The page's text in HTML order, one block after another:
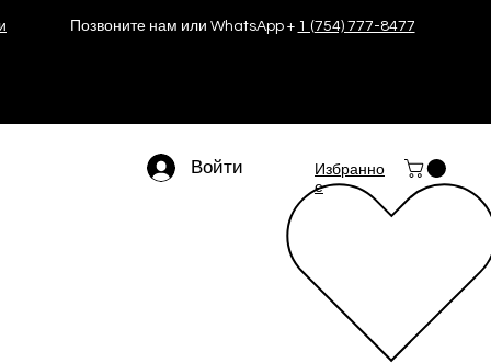
Позвоните нам или WhatsApp + 1 (754) 777-8477
Войти
Избранно
е